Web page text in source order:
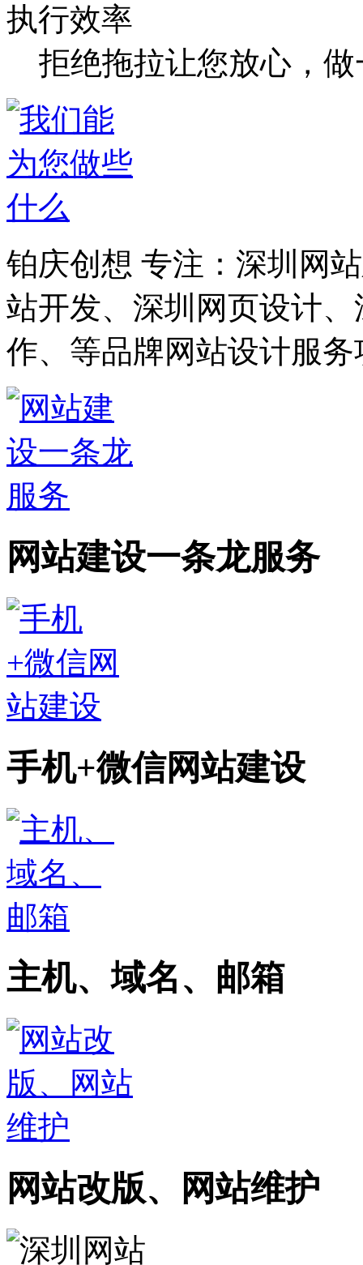
执行效率
拒绝拖拉让您放心，
铂庆创想 专注：深圳网
站开发、深圳网页设计
作、等品牌网站设计服
网站建设一条龙服务
手机+微信网站建设
主机、域名、邮箱
网站改版、网站维护